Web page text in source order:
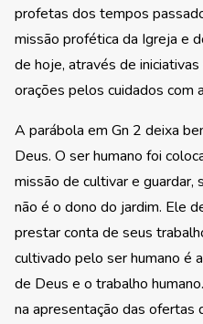
profetas dos tempos
missão profética da Igreja e
de hoje, através de iniciativas
orações pelos cuidados com
A parábola em Gn 2 deixa
Deus. O ser humano foi
missão de cultivar e guardar,
não é o dono do jardim. Ele
prestar conta de seus
cultivado pelo ser humano é
de Deus e o trabalho
na apresentação das ofertas